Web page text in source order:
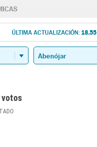
ÚLTIMA ACTUALIZACIÓN: 18.55
votos